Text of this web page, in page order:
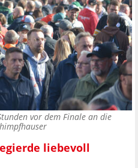
vor dem Finale an die
liebevoll